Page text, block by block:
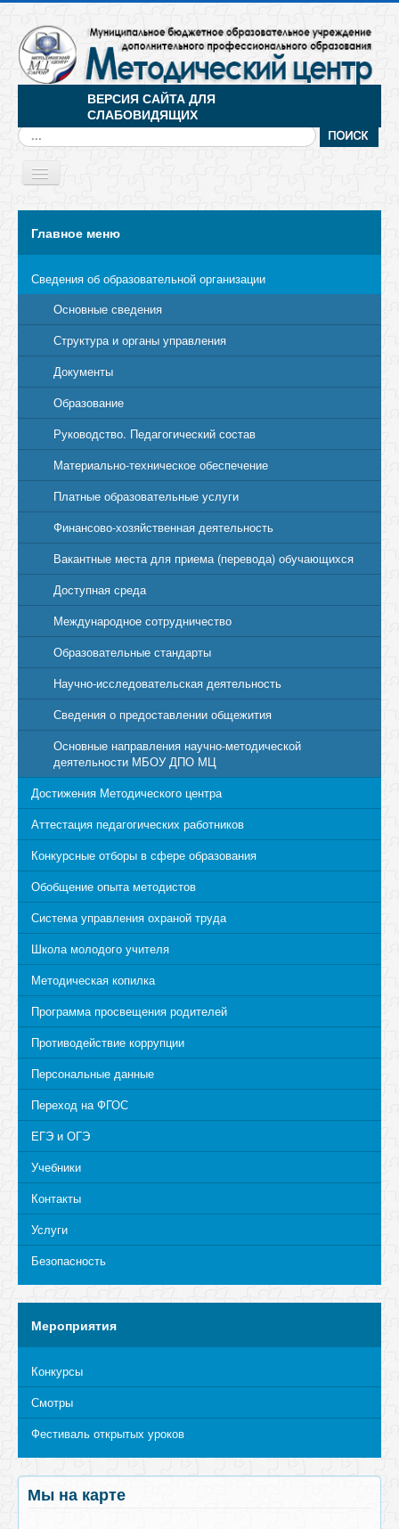
ВЕРСИЯ САЙТА ДЛЯ
СЛАБОВИДЯЩИХ
Искать...
Toggle
Главное меню
Сведения об образовательной организации
Основные сведения
Структура и органы управления
Документы
Образование
Руководство. Педагогический состав
Материально-техническое обеспечение
Платные образовательные услуги
Финансово-хозяйственная деятельность
Вакантные места для приема (перевода) обучающихся
Доступная среда
Международное сотрудничество
Образовательные стандарты
Научно-исследовательская деятельность
Сведения о предоставлении общежития
Основные направления научно-методической
деятельности МБОУ ДПО МЦ
Достижения Методического центра
Аттестация педагогических работников
Конкурсные отборы в сфере образования
Обобщение опыта методистов
Система управления охраной труда
Школа молодого учителя
Методическая копилка
Программа просвещения родителей
Противодействие коррупции
Персональные данные
Переход на ФГОС
ЕГЭ и ОГЭ
Учебники
Контакты
Услуги
Безопасность
Мероприятия
Конкурсы
Смотры
Фестиваль открытых уроков
Мы на карте